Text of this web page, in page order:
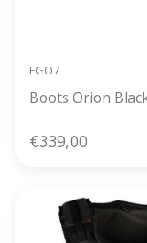
EGO7
€339,00